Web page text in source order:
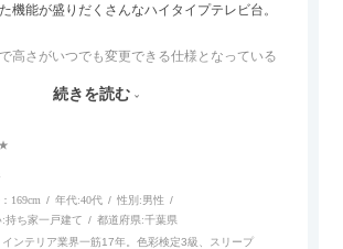
機能が盛りだくさんなハイタイプテレビ台。
高さがいつでも変更できる仕様となっている
ルとして使用可能なスライドテーブルや収納
ーなどが置けるスライド棚板がついているの
もオフィスなどでの収納家具やリビングでの
て多目的な用途に対応しています。
続きを読む
169cm 年代:40代 性別:男性
:持ち家一戸建て 都道府県:千葉県
インテリア業界一筋17年。色彩検定3級、スリープ